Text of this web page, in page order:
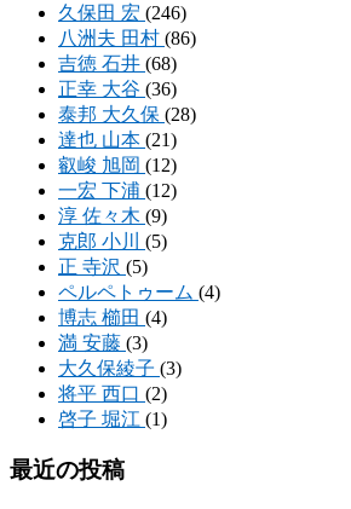
久保田 宏 (246)
八洲夫 田村 (86)
吉徳 石井 (68)
正幸 大谷 (36)
泰邦 大久保 (28)
達也 山本 (21)
叡峻 旭岡 (12)
一宏 下浦 (12)
淳 佐々木 (9)
克郎 小川 (5)
正 寺沢 (5)
ペルペトゥーム (4)
博志 櫛田 (4)
満 安藤 (3)
大久保綾子 (3)
将平 西口 (2)
啓子 堀江 (1)
最近の投稿